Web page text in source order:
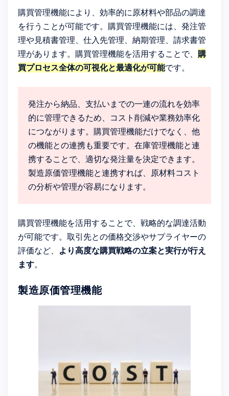
購買管理機能により、効率的に原材料や部品の調達
を行うことが可能です。購買管理機能には、発注管
理や見積書管理、仕入先管理、納期管理、請求書管
理があります。購買管理機能を活用することで、 購
買プロセス全体の可視化と最適化が可能です。
発注から納品、支払いまでの一連の流れを効率
的に管理できるため、コスト削減や業務効率化
につながります。購買管理機能だけでなく、他
の機能との連携も重要です。在庫管理機能と連
携することで、適切な発注量を決定できます。
製造原価管理機能と連携すれば、原材料コスト
の分析や管理が容易になります。
購買管理機能を活用することで、戦略的な調達活動
が可能です。取引先との価格交渉やサプライヤーの
評価など、 より高度な購買戦略の立案と実行が行え
ます。
製造原価管理機能